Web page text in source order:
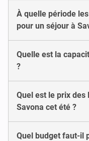
À quelle période
pour un séjour à
Quelle est la
?
Quel est le prix des
Savona cet été ?
Quel budget faut-il